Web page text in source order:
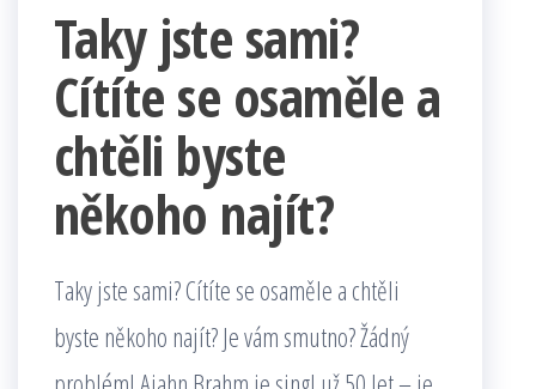
Taky jste sami?
Cítíte se osaměle a
chtěli byste
někoho najít?
Taky jste sami? Cítíte se osaměle a chtěli
byste někoho najít? Je vám smutno? Žádný